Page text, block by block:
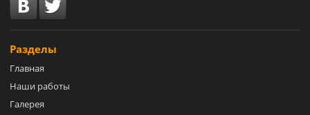
Разделы
Главная
Наши работы
Галерея